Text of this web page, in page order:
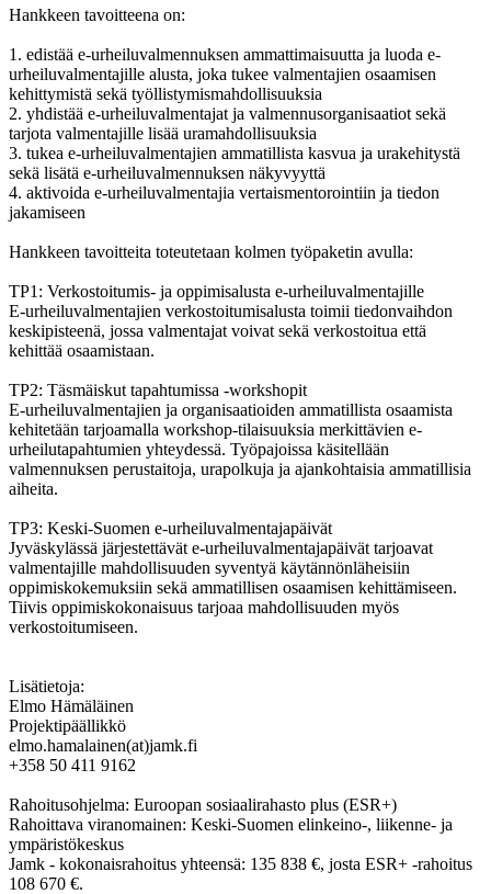
Hankkeen tavoitteena on:
1. edistää e-urheiluvalmennuksen ammattimaisuutta ja luoda e-
urheiluvalmentajille alusta, joka tukee valmentajien osaamisen
kehittymistä sekä työllistymismahdollisuuksia
2. yhdistää e-urheiluvalmentajat ja valmennusorganisaatiot sekä
tarjota valmentajille lisää uramahdollisuuksia
3. tukea e-urheiluvalmentajien ammatillista kasvua ja urakehitystä
sekä lisätä e-urheiluvalmennuksen näkyvyyttä
4. aktivoida e-urheiluvalmentajia vertaismentorointiin ja tiedon
jakamiseen
Hankkeen tavoitteita toteutetaan kolmen työpaketin avulla:
TP1: Verkostoitumis- ja oppimisalusta e-urheiluvalmentajille
E-urheiluvalmentajien verkostoitumisalusta toimii tiedonvaihdon
keskipisteenä, jossa valmentajat voivat sekä verkostoitua että
kehittää osaamistaan.
TP2: Täsmäiskut tapahtumissa -workshopit
E-urheiluvalmentajien ja organisaatioiden ammatillista osaamista
kehitetään tarjoamalla workshop-tilaisuuksia merkittävien e-
urheilutapahtumien yhteydessä. Työpajoissa käsitellään
valmennuksen perustaitoja, urapolkuja ja ajankohtaisia ammatillisia
aiheita.
TP3: Keski-Suomen e-urheiluvalmentajapäivät
Jyväskylässä järjestettävät e-urheiluvalmentajapäivät tarjoavat
valmentajille mahdollisuuden syventyä käytännönläheisiin
oppimiskokemuksiin sekä ammatillisen osaamisen kehittämiseen.
Tiivis oppimiskokonaisuus tarjoaa mahdollisuuden myös
verkostoitumiseen.
Lisätietoja:
Elmo Hämäläinen
Projektipäällikkö
elmo.hamalainen(at)jamk.fi
+358 50 411 9162
Rahoitusohjelma: Euroopan sosiaalirahasto plus (ESR+)
Rahoittava viranomainen: Keski-Suomen elinkeino-, liikenne- ja
ympäristökeskus
Jamk - kokonaisrahoitus yhteensä: 135 838 €, josta ESR+ -rahoitus
108 670 €.